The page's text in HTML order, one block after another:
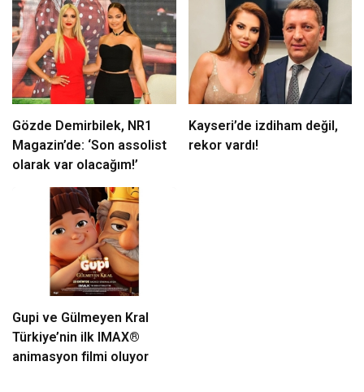
Gözde Demirbilek, NR1
Magazin’de: ‘Son assolist
olarak var olacağım!’
Kayseri’de izdiham değil,
rekor vardı!
Gupi ve Gülmeyen Kral
Türkiye’nin ilk IMAX®
animasyon filmi oluyor